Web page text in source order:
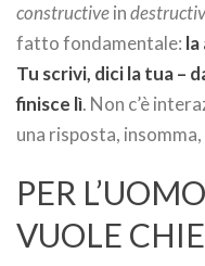
constructivein
fatto fondamentale:
Tu scrivi, dici la tua –
finisce lì. Non c’è
una risposta,
PER
VUOLE